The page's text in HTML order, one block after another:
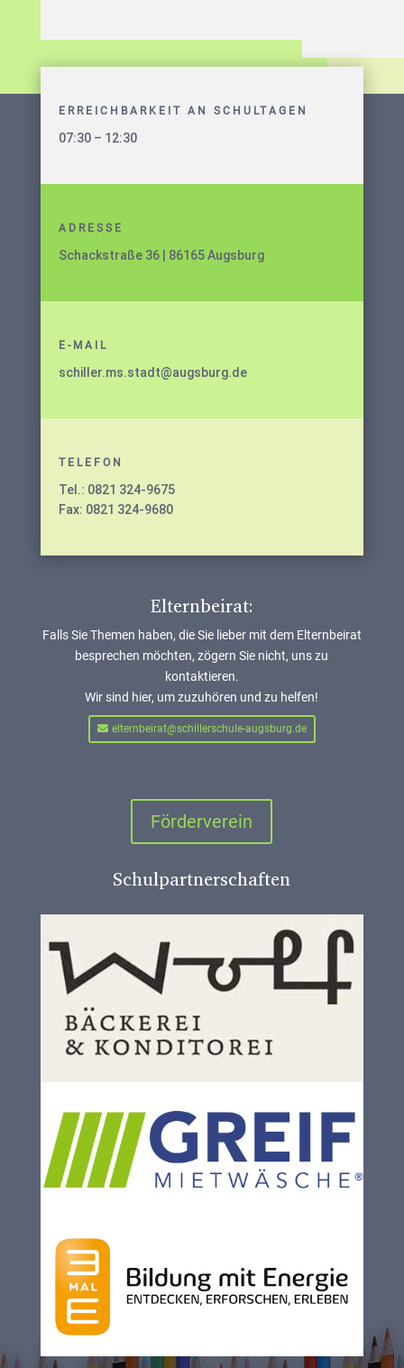
ERREICHBARKEIT AN SCHULTAGEN
07:30 – 12:30
ADRESSE
Schackstraße 36 | 86165 Augsburg
E-MAIL
schiller.ms.stadt@augsburg.de
TELEFON
Tel.: 0821 324-9675
Fax: 0821 324-9680
Elternbeirat:
Falls Sie Themen haben, die Sie lieber mit dem Elternbeirat
besprechen möchten, zögern Sie nicht, uns zu
kontaktieren.
Wir sind hier, um zuzuhören und zu helfen!
elternbeirat@schillerschule-augsburg.de
Förderverein
Schulpartnerschaften